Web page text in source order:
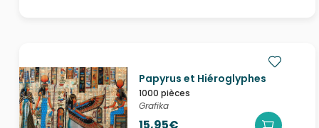
Papyrus et Hiéroglyphes
1000 pièces
Grafika